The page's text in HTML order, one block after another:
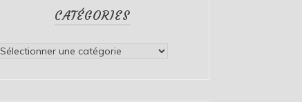
CATÉGORIES
Catégories